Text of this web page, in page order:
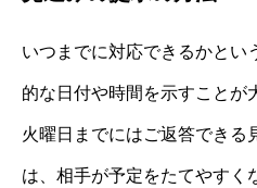
いつまでに対応できるかとい
的な日付や時間を示すことが
火曜日までにはご返答できる
は、相手が予定をたてやすく